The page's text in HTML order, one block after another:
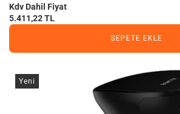
Kdv Dahil Fiyat
5.411,22 TL
SEPETE EKLE
Yeni